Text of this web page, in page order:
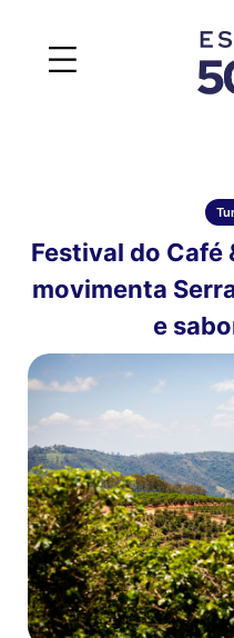
Festival do Café
movimenta
e